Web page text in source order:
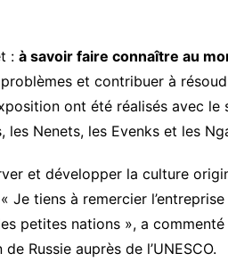
: à savoir faire connaître au
et contribuer à
ont été réalisés avec le
Nenets, les Evenks et les
et développer la culture
tiens à remercier l’entreprise
petites nations », a
Russie auprès de l’UNESCO.